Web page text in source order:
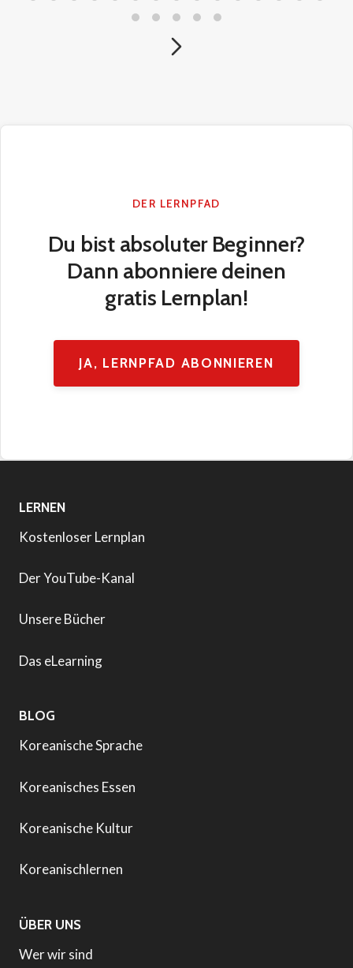
DER LERNPFAD
Du bist absoluter Beginner?
Dann abonniere deinen
gratis Lernplan!
JA, LERNPFAD ABONNIEREN
LERNEN
Kostenloser Lernplan
Der YouTube-Kanal
Unsere Bücher
Das eLearning
BLOG
Koreanische Sprache
Koreanisches Essen
Koreanische Kultur
Koreanischlernen
ÜBER UNS
Wer wir sind